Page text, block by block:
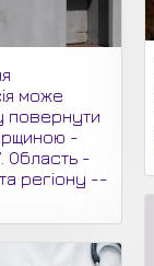
може
повернути
-
Область -
регіону --